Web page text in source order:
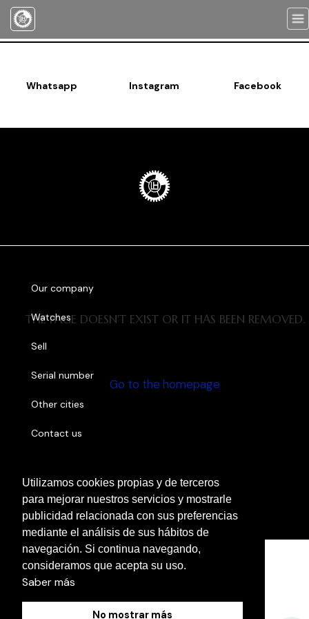
Utilizamos cookies propias y de terceros
para mejorar nuestros servicios y mostrarle
publicidad relacionada con sus preferencias
mediante el análisis de sus hábitos de
navegación. Si continua navegando,
consideramos que acepta su uso.
Saber más
No mostrar más
THE PAGE DOESN'T EXIST OR IT HAS BEEN REMOVED.
Go to the homepage
Whatsapp Instagram Facebook
Our company
Watches
Sell
Serial number
Other cities
Contact us
Cookies Policy
Legal Notice
Privacy Policy